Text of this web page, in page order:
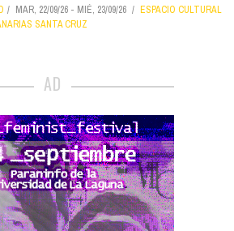
MAR, 22/09/26 - MIÉ, 23/09/26
ESPACIO CULTURAL
SANTA CRUZ
AD